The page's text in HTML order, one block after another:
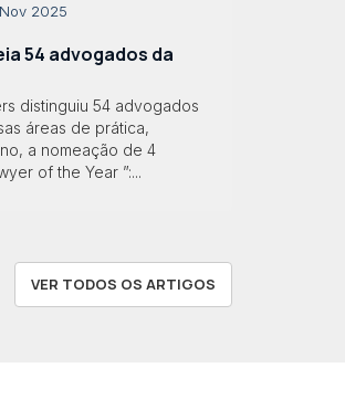
2025
54 advogados da
distinguiu 54 advogados
áreas de prática,
a nomeação de 4
of the Year ”:...
VER TODOS OS ARTIGOS